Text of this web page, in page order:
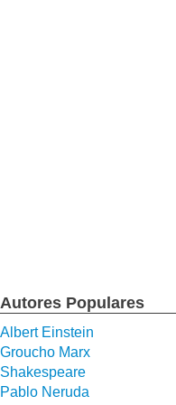
Autores Populares
Albert Einstein
Groucho Marx
Shakespeare
Pablo Neruda